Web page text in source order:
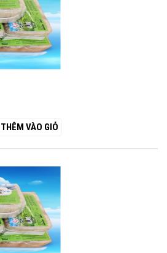
THÊM VÀO GIỎ